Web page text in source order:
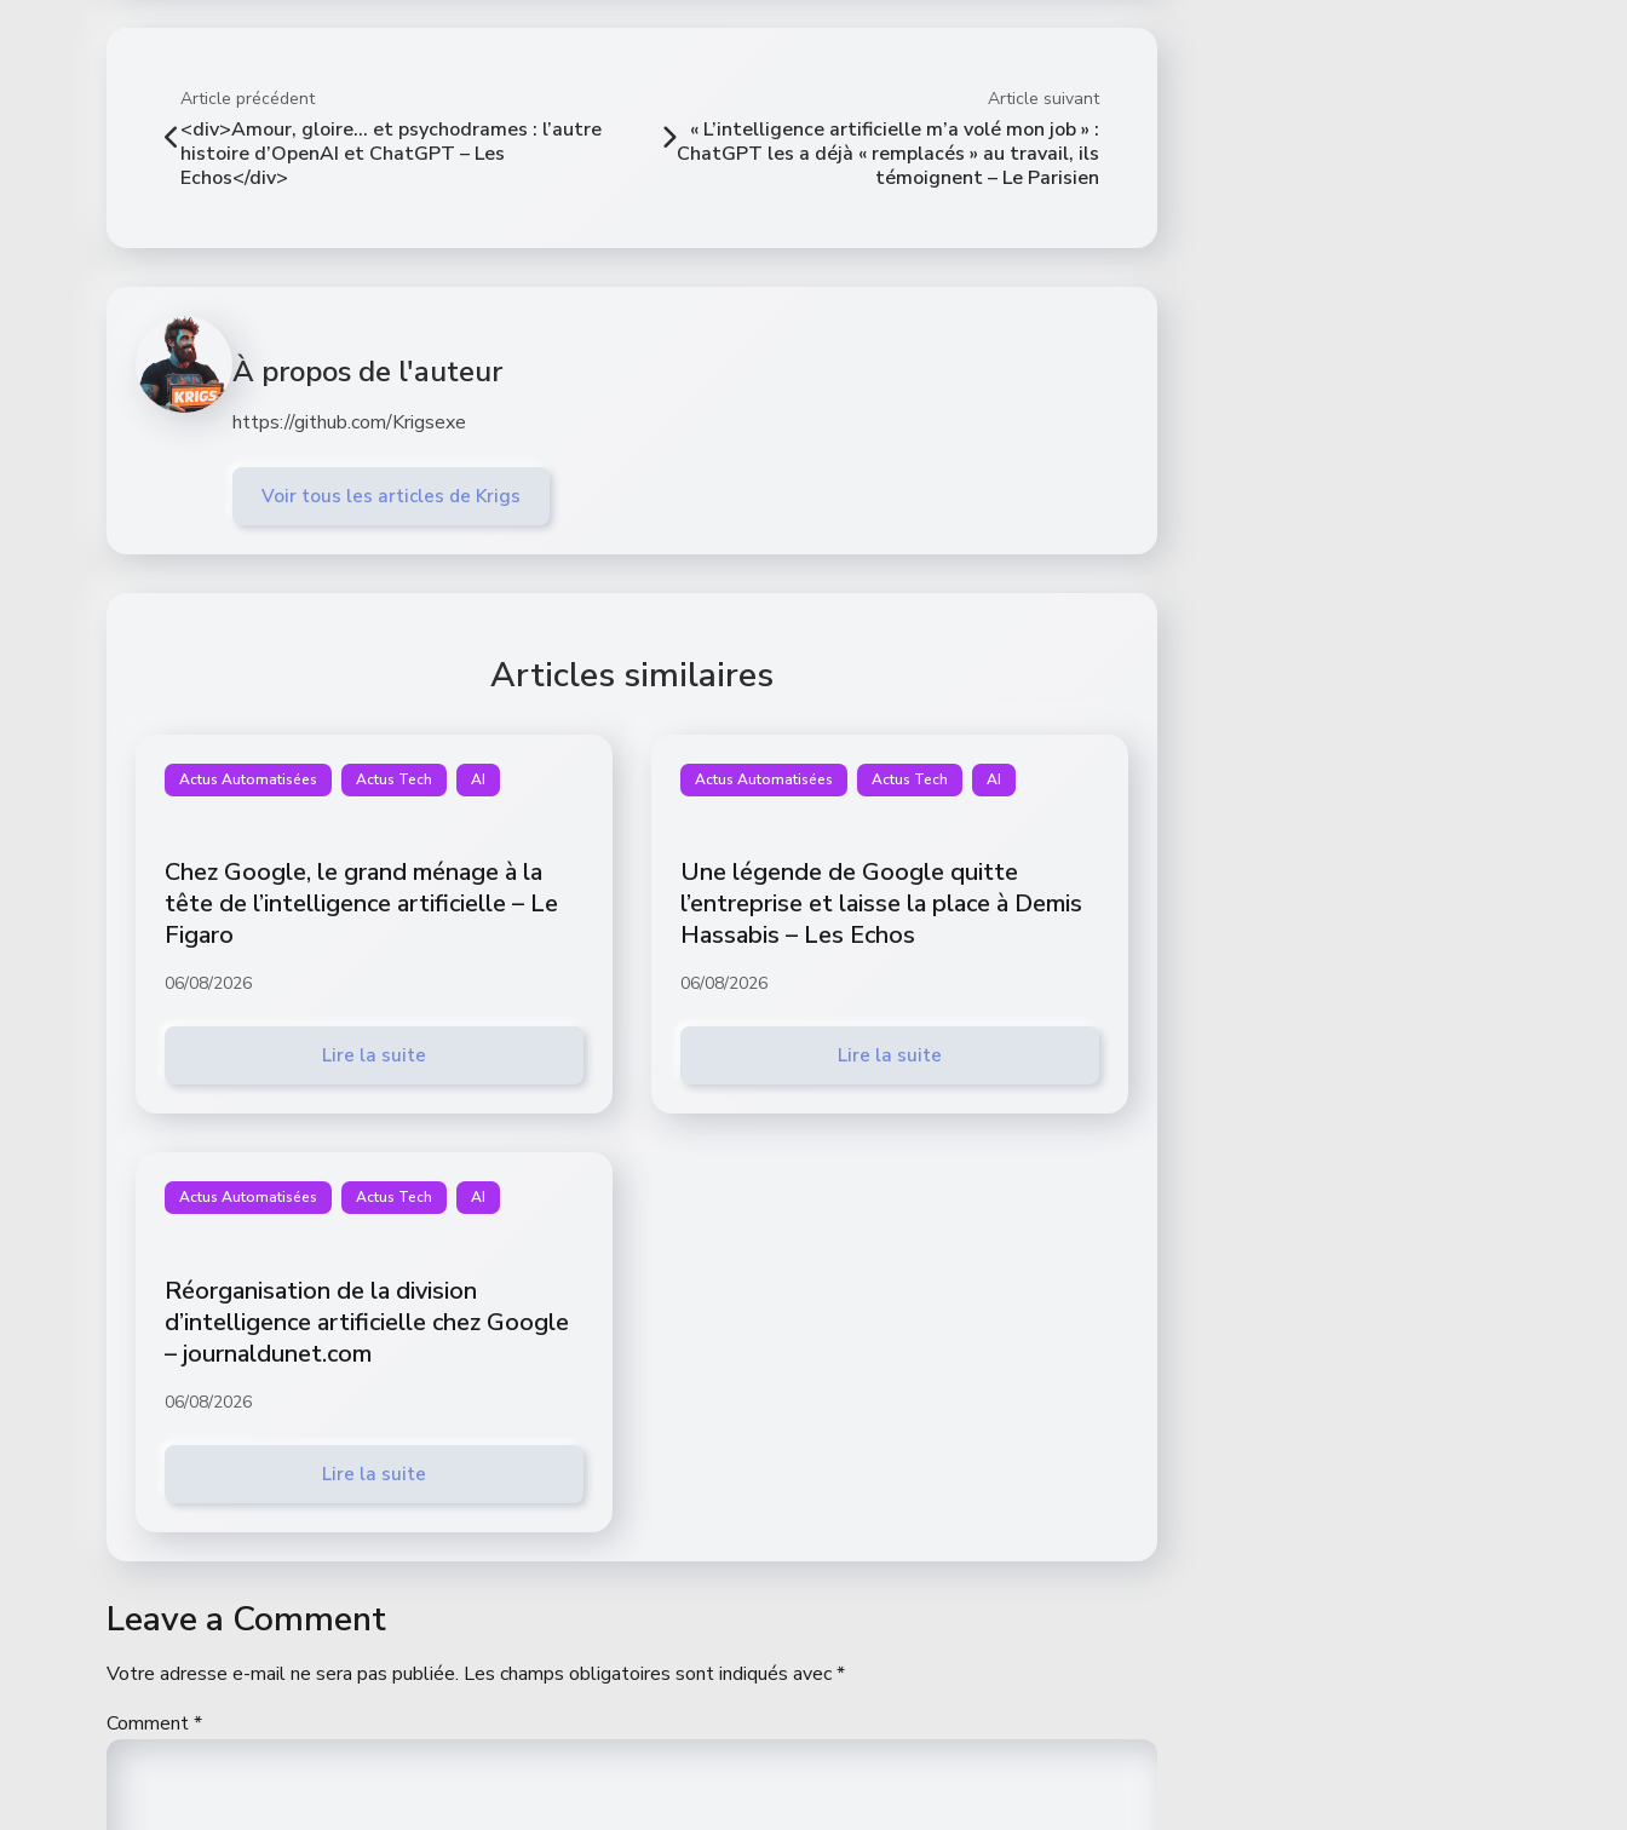
Article précédent
<div>Amour, gloire… et psychodrames : l’autre
histoire d’OpenAI et ChatGPT – Les
Echos</div>
Article suivant
« L’intelligence artificielle m’a volé mon job » :
ChatGPT les a déjà « remplacés » au travail, ils
témoignent – Le Parisien
À propos de l'auteur
https://github.com/Krigsexe
Voir tous les articles de Krigs
Articles similaires
Actus Automatisées Actus Tech AI
Chez Google, le grand ménage à la
tête de l’intelligence artificielle – Le
Figaro
06/08/2026
Lire la suite
Actus Automatisées Actus Tech AI
Une légende de Google quitte
l’entreprise et laisse la place à Demis
Hassabis – Les Echos
06/08/2026
Lire la suite
Actus Automatisées Actus Tech AI
Réorganisation de la division
d’intelligence artificielle chez Google
– journaldunet.com
06/08/2026
Lire la suite
Leave a Comment
Votre adresse e-mail ne sera pas publiée. Les champs obligatoires sont indiqués avec*
Comment*